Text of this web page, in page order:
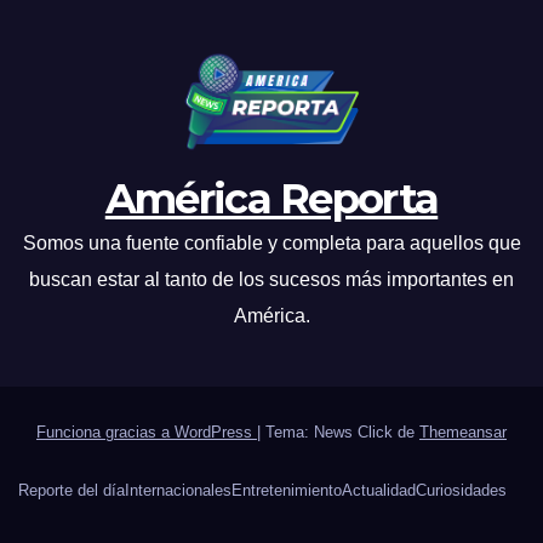
América Reporta
Somos una fuente confiable y completa para aquellos que
buscan estar al tanto de los sucesos más importantes en
América.
Funciona gracias a WordPress Tema: News Click de Themeansar
Reporte del díaInternacionales EntretenimientoActualidadCuriosidades